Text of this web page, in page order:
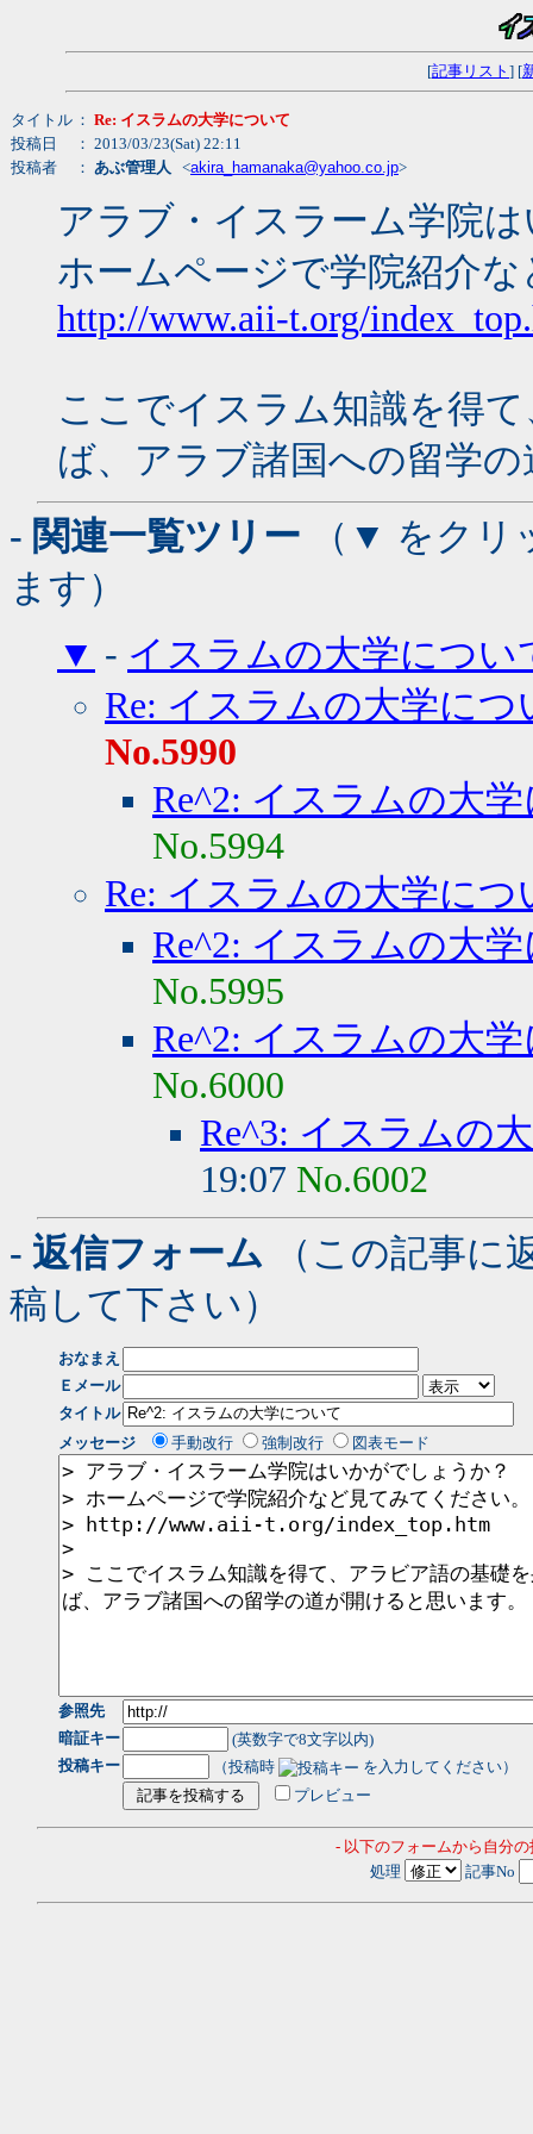
[記事リスト ] [
タイトル ： Re: イスラムの大学について
投稿日
： 2013/03/23(Sat) 22:11
投稿者
： あぶ管理人 <akira_hamanaka@yahoo.co.jp>
アラブ・イスラーム学院
ホームページで学院紹介
http://www.aii-t.org/
ここでイスラム知識を得
ば、アラブ諸国への留学
- 関連一覧ツリー （▼ をクリ
ます）
▼ - イスラムの大学につい
Re: イスラムの大学につ
No.5990
Re^2: イスラムの大
No.5994
Re: イスラムの大学につ
Re^2: イスラムの大
No.5995
Re^2: イスラムの大
No.6000
Re^3: イスラムの
19:07 No.6002
- 返信フォーム （この記事に
稿して下さい）
おなまえ
Ｅメール
タイトル
メッセージ
手動改行 強制改行 図表モード
参照先
暗証キー
(英数字で8文字以内)
投稿キー
（投稿時
を入力してください）
プレビュー
- 以下のフォームから自分
処理
記事No